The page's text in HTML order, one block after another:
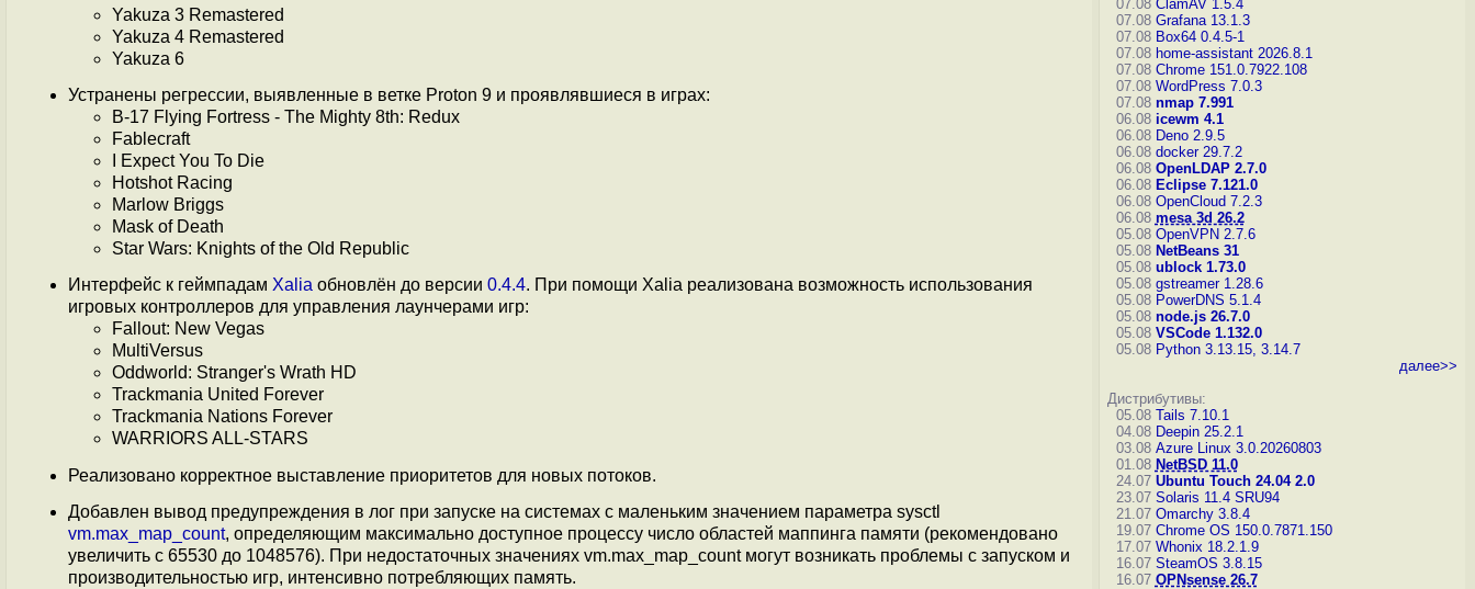
Yakuza 3 Remastered
Yakuza 4 Remastered
Yakuza 6
Устранены регрессии, выявленные в ветке Proton 9 и проявлявшиеся в играх:
B-17 Flying Fortress - The Mighty 8th: Redux
Fablecraft
I Expect You To Die
Hotshot Racing
Marlow Briggs
Mask of Death
Star Wars: Knights of the Old Republic
Интерфейс к геймпадам Xalia обновлён до версии 0.4.4. При помощи Xalia реализована возможность использования
игровых контроллеров для управления лаунчерами игр:
Fallout: New Vegas
MultiVersus
Oddworld: Stranger's Wrath HD
Trackmania United Forever
Trackmania Nations Forever
WARRIORS ALL-STARS
Реализовано корректное выставление приоритетов для новых потоков.
Добавлен вывод предупреждения в лог при запуске на системах с маленьким значением параметра sysctl
vm.max_map_count, определяющим максимально доступное процессу число областей маппинга памяти (рекомендовано
увеличить с 65530 до 1048576). При недостаточных значениях vm.max_map_count могут возникать проблемы с запуском и
производительностью игр, интенсивно потребляющих память.
07.08 ClamAV 1.5.4
07.08 Grafana 13.1.3
07.08 Box64 0.4.5-1
07.08 home-assistant 2026.8.1
07.08 Chrome 151.0.7922.108
07.08 WordPress 7.0.3
07.08 nmap 7.991
06.08 icewm 4.1
06.08 Deno 2.9.5
06.08 docker 29.7.2
06.08 OpenLDAP 2.7.0
06.08 Eclipse 7.121.0
06.08 OpenCloud 7.2.3
06.08 mesa 3d 26.2
05.08 OpenVPN 2.7.6
05.08 NetBeans 31
05.08 ublock 1.73.0
05.08 gstreamer 1.28.6
05.08 PowerDNS 5.1.4
05.08 node.js 26.7.0
05.08 VSCode 1.132.0
05.08 Python 3.13.15, 3.14.7
далее>>
Дистрибутивы:
05.08 Tails 7.10.1
04.08 Deepin 25.2.1
03.08 Azure Linux 3.0.20260803
01.08 NetBSD 11.0
24.07 Ubuntu Touch 24.04 2.0
23.07 Solaris 11.4 SRU94
21.07 Omarchy 3.8.4
19.07 Chrome OS 150.0.7871.150
17.07 Whonix 18.2.1.9
16.07 SteamOS 3.8.15
16.07 OPNsense 26.7